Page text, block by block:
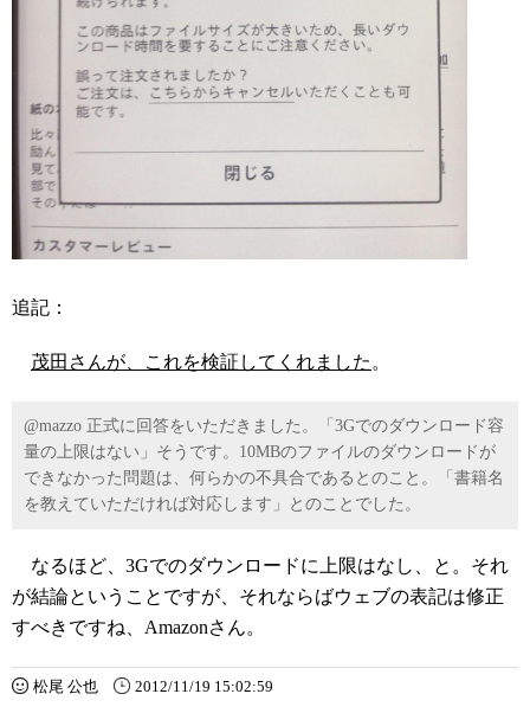
追記：
茂田さんが、これを検証してくれました 。
@mazzo 正式に回答をいただきました。「3Gでのダウンロード容
量の上限はない」そうです。10MBのファイルのダウンロードが
できなかった問題は、何らかの不具合であるとのこと。「書籍名
を教えていただければ対応します」とのことでした。
なるほど、3Gでのダウンロードに上限はなし、と。それ
が結論ということですが、それならばウェブの表記は修正
すべきですね、Amazonさん。
松尾 公也 2012/11/19 15:02:59